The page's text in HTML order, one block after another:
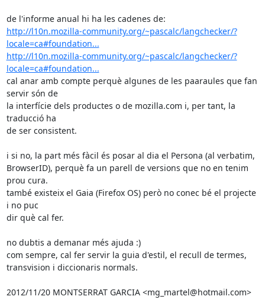
http://l10n.mozilla-community.org/~pascalc/langchecker/?
locale=ca#foundation...
http://l10n.mozilla-community.org/~pascalc/langchecker/?
locale=ca#foundation...
cal anar amb compte perquè algunes de les paaraules que fan
servir són de
la interfície dels productes o de mozilla.com i, per tant, la
traducció ha
de ser consistent.
i si no, la part més fàcil és posar al dia el Persona (al verbatim,
BrowserID), perquè fa un parell de versions que no en tenim
prou cura.
també existeix el Gaia (Firefox OS) però no conec bé el projecte
i no puc
dir què cal fer.
no dubtis a demanar més ajuda :)
com sempre, cal fer servir la guia d'estil, el recull de termes,
transvision i diccionaris normals.
2012/11/20 MONTSERRAT GARCIA <mg_martel@hotmail.com>